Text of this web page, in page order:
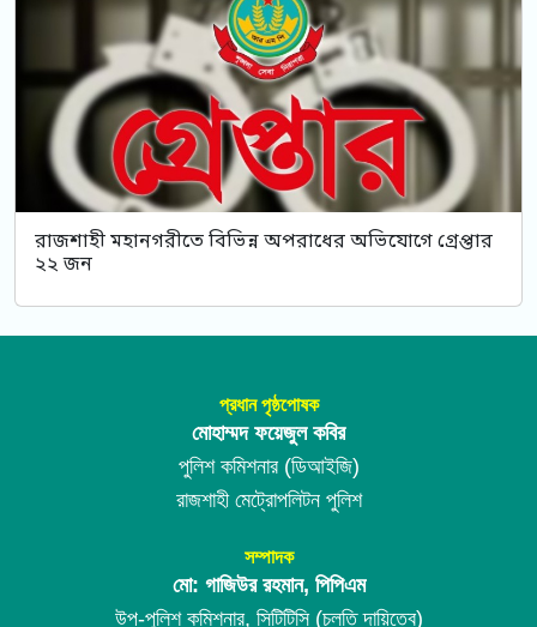
রাজশাহী মহানগরীতে বিভিন্ন অপরাধের অভিযোগে গ্রেপ্তার
২২ জন
প্রধান পৃষ্ঠপোষক
মোহাম্মদ ফয়েজুল কবির
পুলিশ কমিশনার (ডিআইজি)
রাজশাহী মেট্রোপলিটন পুলিশ
সম্পাদক
মো: গাজিউর রহমান, পিপিএম
উপ-পুলিশ কমিশনার, সিটিটিসি (চলতি দায়িত্বে)